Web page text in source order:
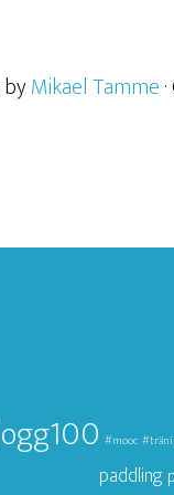
Mikael Tamme
#mooc
paddling